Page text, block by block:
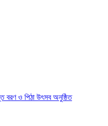
বরণ ও পিঠা উৎসব অনুষ্ঠিত